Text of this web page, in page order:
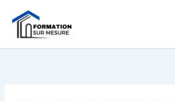
contenu